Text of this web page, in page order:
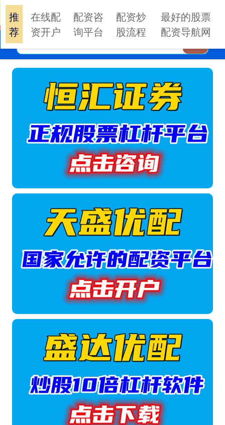
推
荐
在线配
资开户
配资咨
询平台
配资炒
股流程
最好的股票
配资导航网